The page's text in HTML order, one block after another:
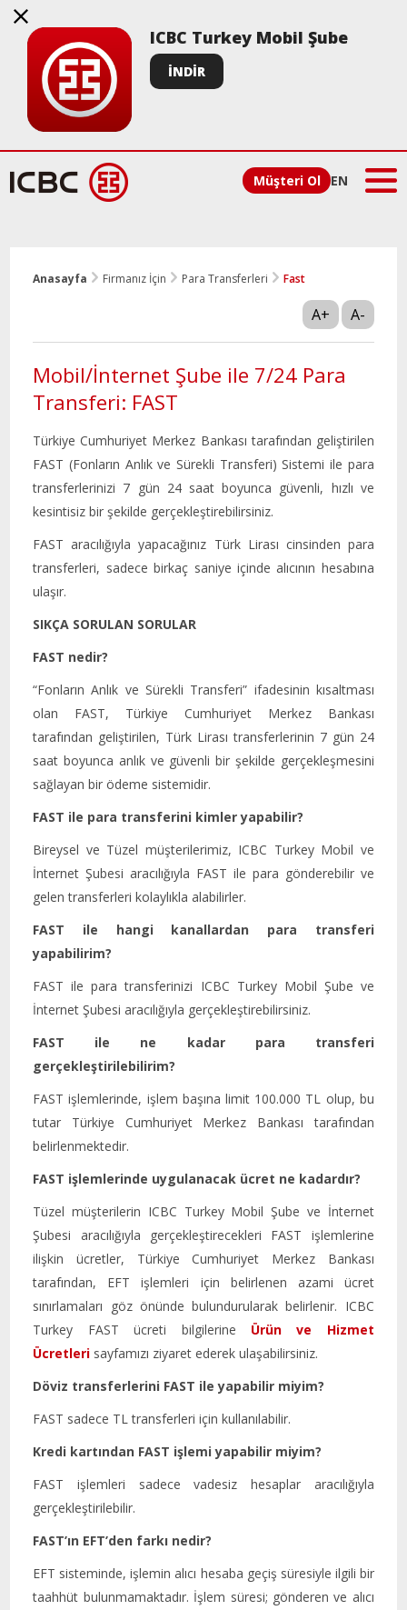
ICBC Turkey Mobil Şube
İNDİR
Müşteri Ol EN
Anasayfa Firmanız İçin Para Transferleri Fast
A+ A-
Mobil/İnternet Şube ile 7/24 Para
Transferi: FAST
Türkiye Cumhuriyet Merkez Bankası tarafından geliştirilen
FAST (Fonların Anlık ve Sürekli Transferi) Sistemi ile para
transferlerinizi 7 gün 24 saat boyunca güvenli, hızlı ve
kesintisiz bir şekilde gerçekleştirebilirsiniz.
FAST aracılığıyla yapacağınız Türk Lirası cinsinden para
transferleri, sadece birkaç saniye içinde alıcının hesabına
ulaşır.
SIKÇA SORULAN SORULAR
FAST nedir?
“Fonların Anlık ve Sürekli Transferi” ifadesinin kısaltması
olan FAST, Türkiye Cumhuriyet Merkez Bankası
tarafından geliştirilen, Türk Lirası transferlerinin 7 gün 24
saat boyunca anlık ve güvenli bir şekilde gerçekleşmesini
sağlayan bir ödeme sistemidir.
FAST ile para transferini kimler yapabilir?
Bireysel ve Tüzel müşterilerimiz, ICBC Turkey Mobil ve
İnternet Şubesi aracılığıyla FAST ile para gönderebilir ve
gelen transferleri kolaylıkla alabilirler.
FAST ile hangi kanallardan para transferi
yapabilirim?
FAST ile para transferinizi ICBC Turkey Mobil Şube ve
İnternet Şubesi aracılığıyla gerçekleştirebilirsiniz.
FAST ile ne kadar para transferi
gerçekleştirilebilirim?
FAST işlemlerinde, işlem başına limit 100.000 TL olup, bu
tutar Türkiye Cumhuriyet Merkez Bankası tarafından
belirlenmektedir.
FAST işlemlerinde uygulanacak ücret ne kadardır?
Tüzel müşterilerin ICBC Turkey Mobil Şube ve İnternet
Şubesi aracılığıyla gerçekleştirecekleri FAST işlemlerine
ilişkin ücretler, Türkiye Cumhuriyet Merkez Bankası
tarafından, EFT işlemleri için belirlenen azami ücret
sınırlamaları göz önünde bulundurularak belirlenir. ICBC
Turkey FAST ücreti bilgilerine
Ürün ve Hizmet
Ücretleri sayfamızı ziyaret ederek ulaşabilirsiniz.
Döviz transferlerini FAST ile yapabilir miyim?
FAST sadece TL transferleri için kullanılabilir.
Kredi kartından FAST işlemi yapabilir miyim?
FAST işlemleri sadece vadesiz hesaplar aracılığıyla
gerçekleştirilebilir.
FAST’ın EFT’den farkı nedir?
EFT sisteminde, işlemin alıcı hesaba geçiş süresiyle ilgili bir
taahhüt bulunmamaktadır. İşlem süresi; gönderen ve alıcı